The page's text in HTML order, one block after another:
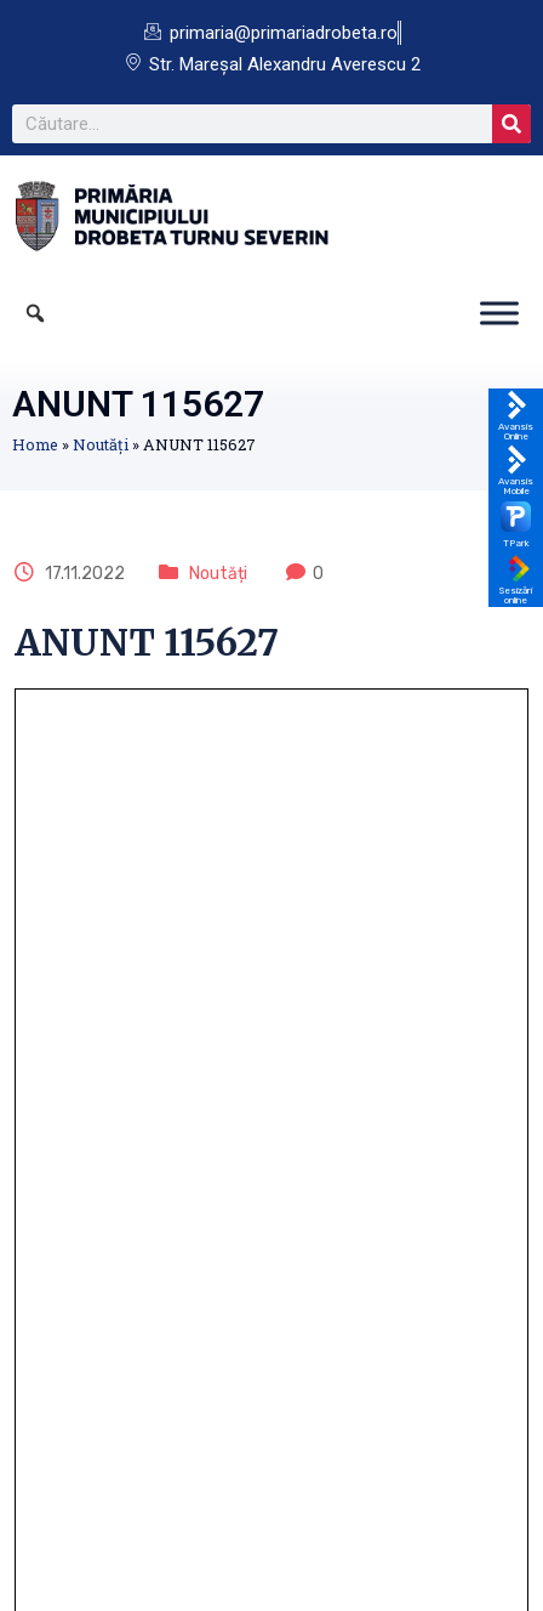
primaria@primariadrobeta.ro
Str. Mareșal Alexandru Averescu 2
ANUNT 115627
Home »Noutăți » ANUNT 115627
17.11.2022 Noutăți 0
ANUNT 115627
Avansis
Online
Avansis
Mobile
TPark
Sesizări
online